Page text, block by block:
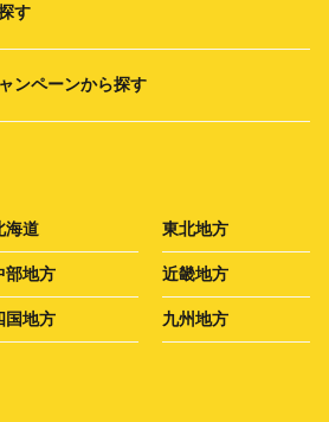
す
ンペーンから探す
海道 東北地方
部地方 近畿地方
国地方 九州地方